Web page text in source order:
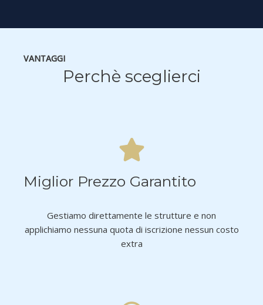
VANTAGGI
Perchè sceglierci
Miglior Prezzo Garantito
Gestiamo direttamente le strutture e non
applichiamo nessuna quota di iscrizione nessun costo
extra